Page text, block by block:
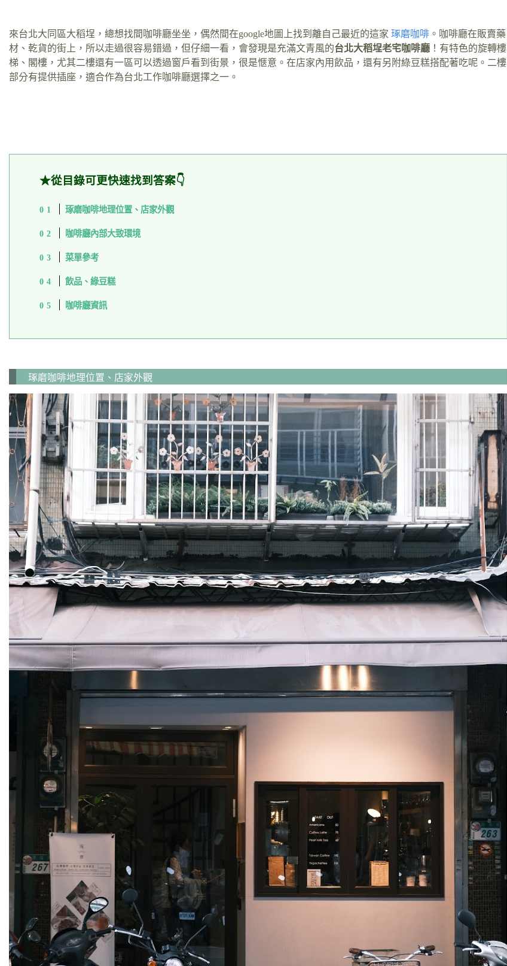
來台北大同區大稻埕，總想找間咖啡廳坐坐，偶然間在google地圖上找到離自己最近的這家 琢磨咖啡 。咖啡廳在販賣藥
材、乾貨的街上，所以走過很容易錯過，但仔細一看，會發現是充滿文青風的台北大稻埕老宅咖啡廳 ！有特色的旋轉樓
梯、閣樓，尤其二樓還有一區可以透過窗戶看到街景，很是愜意。在店家內用飲品，還有另附綠豆糕搭配著吃呢。二樓
部分有提供插座，適合作為台北工作咖啡廳選擇之一。
★從目錄可更快速找到答案👇
琢磨咖啡地理位置、店家外觀
咖啡廳內部大致環境
菜單參考
飲品、綠豆糕
咖啡廳資訊
琢磨咖啡地理位置、店家外觀